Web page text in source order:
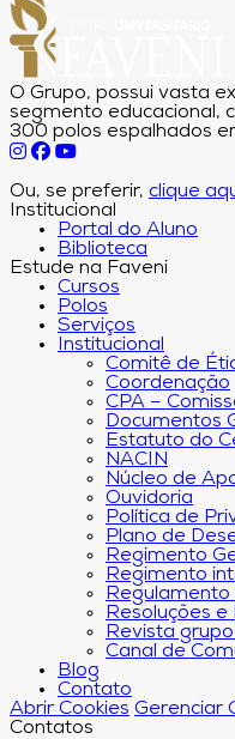
O Grupo, possui vasta
segmento educacional,
300 polos espalhados
Ou, se preferir, clique
Institucional
Portal do Aluno
Biblioteca
Estude na Faveni
Cursos
Polos
Serviços
Institucional
Comitê de
Coordenação
CPA –
Documentos
Estatuto do
NACIN
Núcleo de
Ouvidoria
Política de
Plano de
Regimento
Regimento
Resoluções e
Revista
Canal de
Blog
Contato
Abrir Cookies Gerenciar
Contatos